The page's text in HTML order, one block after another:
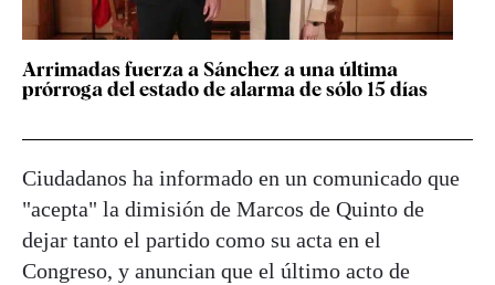
Arrimadas fuerza a Sánchez a una última
prórroga del estado de alarma de sólo 15 días
Ciudadanos ha informado en un comunicado que
"acepta" la dimisión de Marcos de Quinto de
dejar tanto el partido como su acta en el
Congreso, y anuncian que el último acto de